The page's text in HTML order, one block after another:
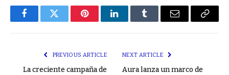
FacebookTwitter PinterestLinkedInTumblr Email
Copy
PREVIOUS ARTICLE
La creciente campaña de
NEXT ARTICLE
Aura lanza un marco de